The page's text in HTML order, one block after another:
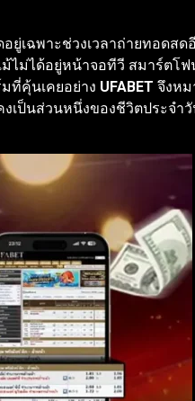
เฉพาะช่วงเวลาถ่ายทอดสด
ไม่ได้อยู่หน้าจอทีวี สมาร์ตโ
ที่คุ้นเคยอย่าง UFABET จึงหม
ป็นส่วนหนึ่งของชีวิตประจำวั